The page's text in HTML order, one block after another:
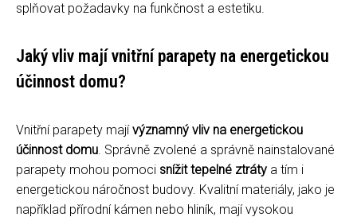
splňovat požadavky na funkčnost a estetiku.
Jaký vliv mají vnitřní parapety na energetickou
účinnost domu?
Vnitřní parapety majívýznamný vliv na energetickou
účinnost domu. Správně zvolené a správně nainstalované
parapety mohou pomoci snížit tepelné ztráty a tím i
energetickou náročnost budovy. Kvalitní materiály, jako je
například přírodní kámen nebo hliník, mají vysokou